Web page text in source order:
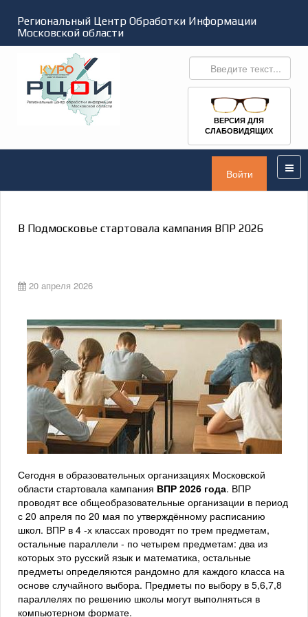
Региональный Центр Обработки Информации
Московской области
ВЕРСИЯ ДЛЯ
СЛАБОВИДЯЩИХ
Войти
В Подмосковье стартовала кампания ВПР 2026
20 апреля 2026
Сегодня в образовательных организациях Московской
области стартовала кампания ВПР 2026 года. ВПР
проводят все общеобразовательные организации в период
с 20 апреля по 20 мая по утверждённому расписанию
школ. ВПР в 4 -х классах проводят по трем предметам,
остальные параллели - по четырем предметам: два из
которых это русский язык и математика, остальные
предметы определяются рандомно для каждого класса на
основе случайного выбора. Предметы по выбору в 5,6,7,8
параллелях по решению школы могут выполняться в
компьютерном формате.